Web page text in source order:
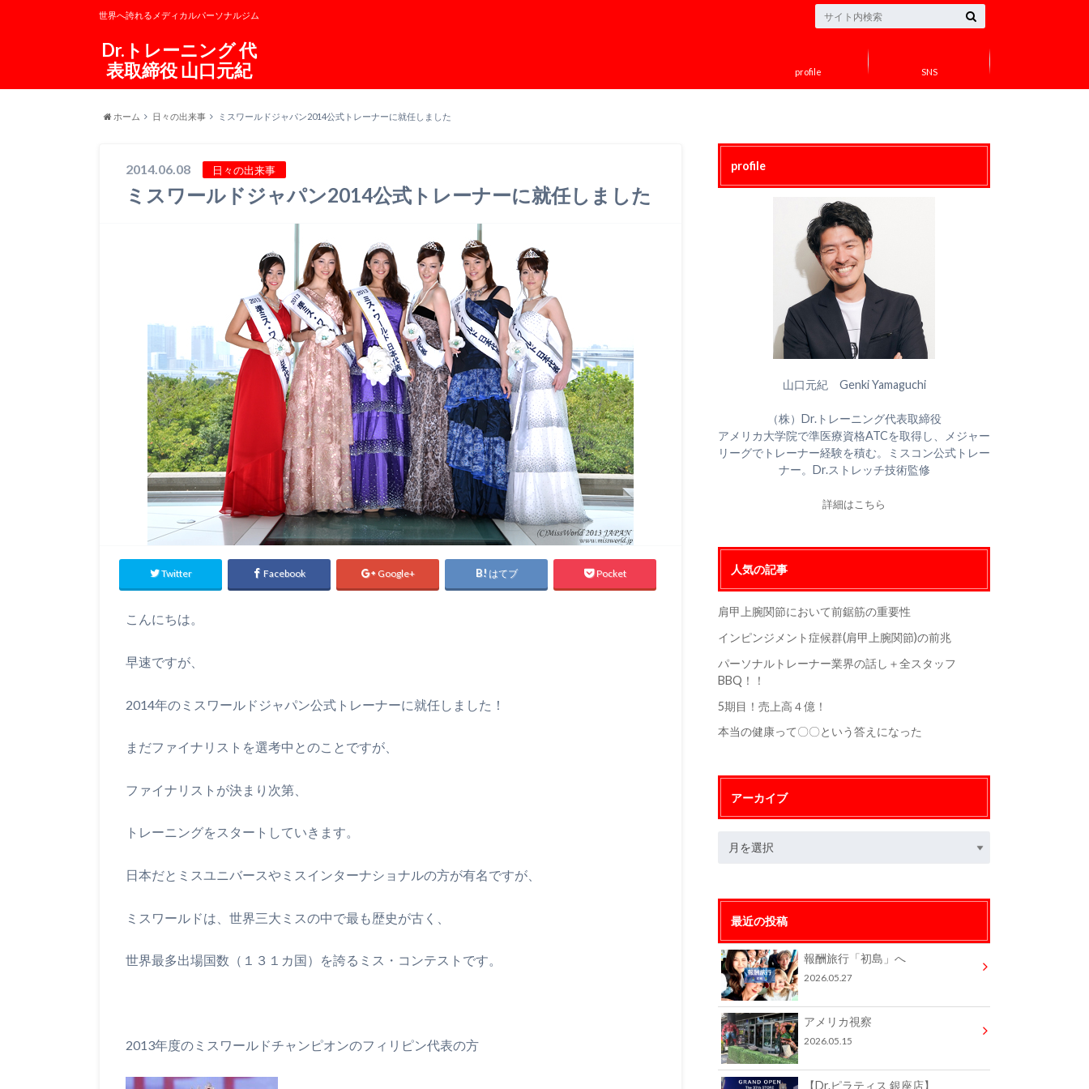
Dr.トレーニング 代
表取締役 山口元紀
世界へ誇れるメディカルパーソナルジム
profile SNS
ホーム 日々の出来事 ミスワールドジャパン2014公式トレーナーに就任しました
2014.06.08 日々の出来事
ミスワールドジャパン2014公式トレーナーに就任しました
Twitter Facebook Google+ はてブ Pocket
こんにちは。
早速ですが、
2014年のミスワールドジャパン公式トレーナーに就任しました！
まだファイナリストを選考中とのことですが、
ファイナリストが決まり次第、
トレーニングをスタートしていきます。
日本だとミスユニバースやミスインターナショナルの方が有名ですが、
ミスワールドは、世界三大ミスの中で最も歴史が古く、
世界最多出場国数（１３１カ国）を誇るミス・コンテストです。
2013年度のミスワールドチャンピオンのフィリピン代表の方
profile
山口元紀 Genki Yamaguchi
（株）Dr.トレーニング代表取締役
アメリカ大学院で準医療資格ATCを取得し、メジャー
リーグでトレーナー経験を積む。ミスコン公式トレー
ナー。Dr.ストレッチ技術監修
詳細はこちら
人気の記事
肩甲上腕関節において前鋸筋の重要性
インピンジメント症候群(肩甲上腕関節)の前兆
パーソナルトレーナー業界の話し＋全スタッフ
BBQ！！
5期目！売上高４億！
本当の健康って〇〇という答えになった
アーカイブ
最近の投稿
報酬旅行「初島」へ
2026.05.27
アメリカ視察
2026.05.15
【Dr.ピラティス 銀座店】